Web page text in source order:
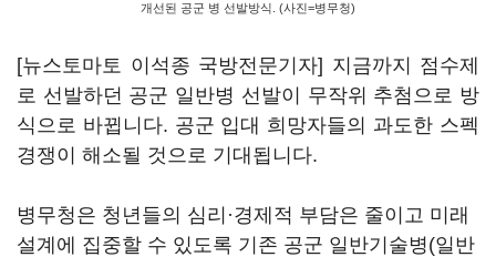
개선된 공군 병 선발방식. (사진=병무청)
[뉴스토마토 이석종 국방전문기자] 지금까지 점수제
로 선발하던 공군 일반병 선발이 무작위 추첨으로 방
식으로 바뀝니다. 공군 입대 희망자들의 과도한 스펙
경쟁이 해소될 것으로 기대됩니다.
병무청은 청년들의 심리·경제적 부담은 줄이고 미래
설계에 집중할 수 있도록 기존 공군 일반기술병(일반